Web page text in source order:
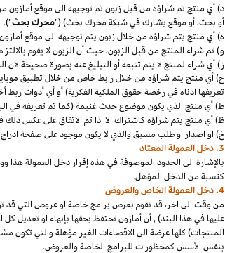
د) أي منتج تمشراؤه من قبل زبون تم توجيهه الى موقع
أو بحث،أو موقع يشارك في شبكة محرك بحث) ("محرك بحث").
ه) أي منتج يتمشراؤه من خلال زبون يتم توجيهه الى موقع
و) تم شراء المنتج من قبل الزبون،حيثأنالزبون لا يقوم
ز) أي شراء لمنتج لا يتم تتبعه أو التبليغ عنه بصورة صحيحة
ح) أي منتج يتمشراؤه من خلال رابط خاص من خلال تطبيق
تعريفها ادناه في رخصة حقوق الملكية الفكرية) أو أي أدوات
ط) أي منتج الذي يكون موضوع حدث غنيمة (كما تم تعريفه في البند 4(أ) من إقرار دخل
ظ) أي منتج يتمشراؤه كاشتراك الا اذا تم الاتفاق على عكس ذلك
خ) او اصدار او طلب مسبق والذي لا يكون موجود على صفحة
3. دخل العمولة المعتاد
بالإشارة الى الحدود الموصوفة في هذه إقرار دخل العمولة هذا
كنسبة من الدخل المؤهل.
4. دخل العمولة الخاص والعروض
من وقت الى اخر،قد نقوم بعرض برامج خاصة او عروض التي
عليها في هذا البند)
,أن أمازون تحتفظ بحقها بإنهاء او
المنتجات) كلها عرضة الى الاقصاءات الغير مؤهلةوالتي تكون
بنفس الأسس كمحظورات للبرامج الخاصة والعروض.